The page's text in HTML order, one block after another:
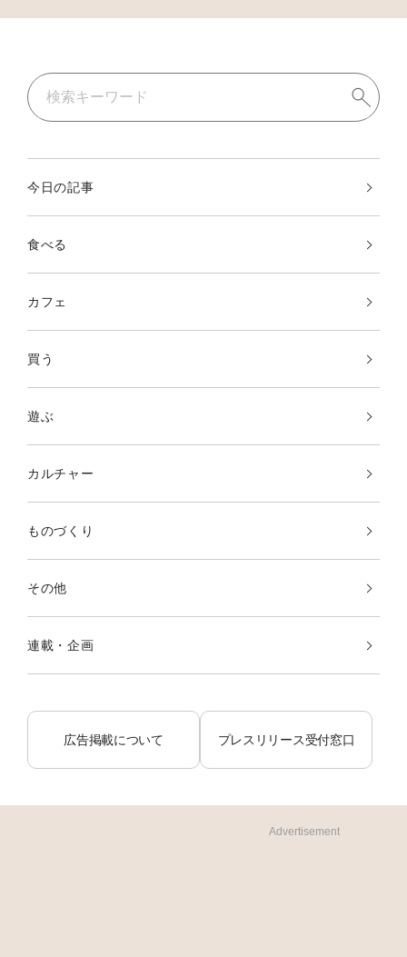
今日の記事
食べる
カフェ
買う
遊ぶ
カルチャー
ものづくり
その他
連載・企画
広告掲載について プレスリリース受付窓口
Advertisement